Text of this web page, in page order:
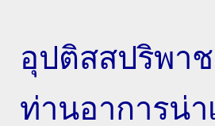
อุปติสสปริพา
ท่านอาการน่